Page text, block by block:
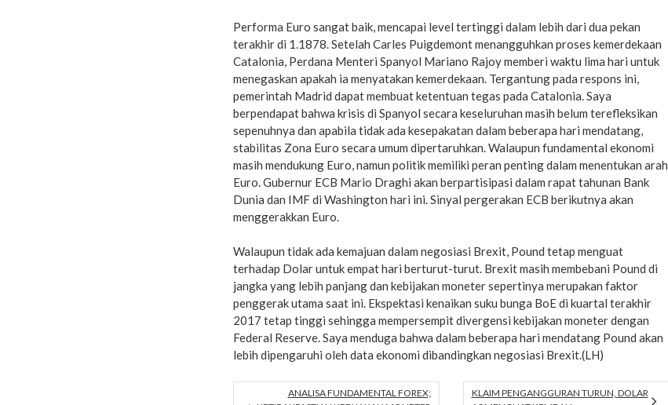
Performa Euro sangat baik, mencapai level tertinggi dalam lebih dari dua pekan
terakhir di 1.1878. Setelah Carles Puigdemont menangguhkan proses kemerdekaan
Catalonia, Perdana Menteri Spanyol Mariano Rajoy memberi waktu lima hari untuk
menegaskan apakah ia menyatakan kemerdekaan. Tergantung pada respons ini,
pemerintah Madrid dapat membuat ketentuan tegas pada Catalonia. Saya
berpendapat bahwa krisis di Spanyol secara keseluruhan masih belum terefleksikan
sepenuhnya dan apabila tidak ada kesepakatan dalam beberapa hari mendatang,
stabilitas Zona Euro secara umum dipertaruhkan. Walaupun fundamental ekonomi
masih mendukung Euro, namun politik memiliki peran penting dalam menentukan arah
Euro. Gubernur ECB Mario Draghi akan berpartisipasi dalam rapat tahunan Bank
Dunia dan IMF di Washington hari ini. Sinyal pergerakan ECB berikutnya akan
menggerakkan Euro.
Walaupun tidak ada kemajuan dalam negosiasi Brexit, Pound tetap menguat
terhadap Dolar untuk empat hari berturut-turut. Brexit masih membebani Pound di
jangka yang lebih panjang dan kebijakan moneter sepertinya merupakan faktor
penggerak utama saat ini. Ekspektasi kenaikan suku bunga BoE di kuartal terakhir
2017 tetap tinggi sehingga mempersempit divergensi kebijakan moneter dengan
Federal Reserve. Saya menduga bahwa dalam beberapa hari mendatang Pound akan
lebih dipengaruhi oleh data ekonomi dibandingkan negosiasi Brexit.(LH)
ANALISA FUNDAMENTAL FOREX;
KLAIM PENGANGGURAN TURUN, DOLAR